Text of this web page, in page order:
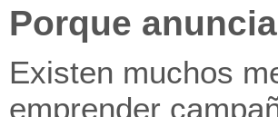
Porque
Existen muchos
emprender